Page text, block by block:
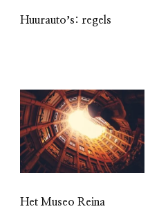
Huurautoʼs: regels
Het Museo Reina